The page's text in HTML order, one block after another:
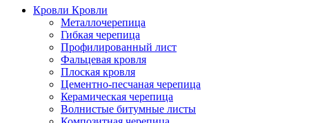
Кровли Кровли
Металлочерепица
Гибкая черепица
Профилированный лист
Фальцевая кровля
Плоская кровля
Цементно-песчаная черепица
Керамическая черепица
Волнистые битумные листы